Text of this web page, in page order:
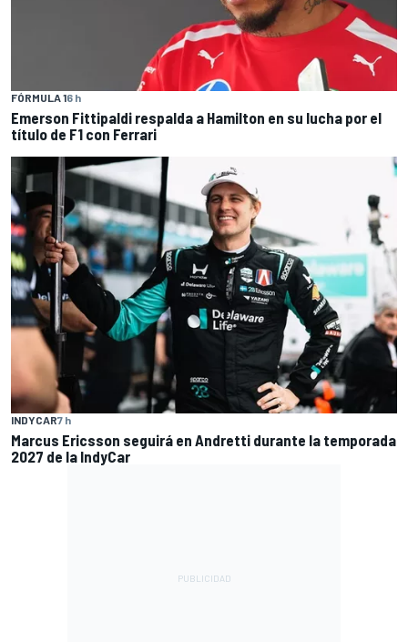
FÓRMULA 16 h
Emerson Fittipaldi respalda a Hamilton en su lucha por el
título de F1 con Ferrari
INDYCAR7 h
Marcus Ericsson seguirá en Andretti durante la temporada
2027 de la IndyCar